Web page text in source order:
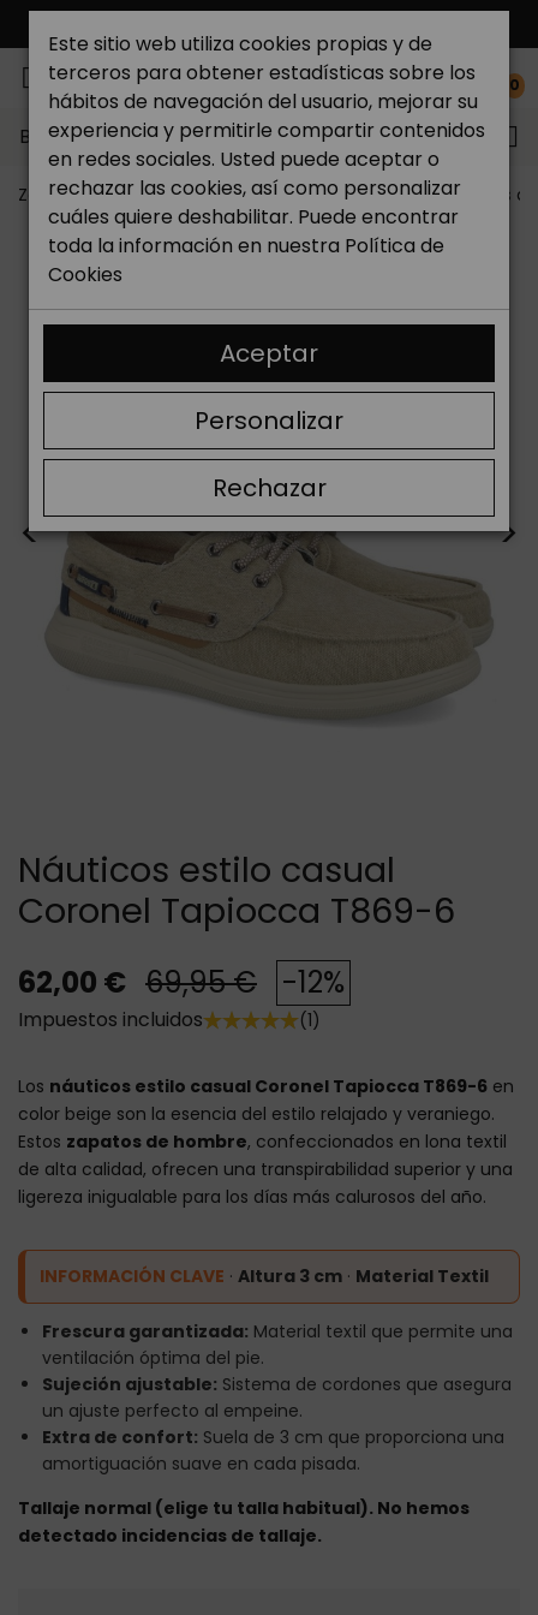
0
Buscar...
Zapateria Catchalot Zapatos de hombre Zapatillas
< >
Náuticos estilo casual
Coronel Tapiocca T869-6
62,00 € 69,95 € -12%
Impuestos incluidos (1)
Los náuticos estilo casual Coronel Tapiocca T869-6 en
color beige son la esencia del estilo relajado y veraniego.
Estos zapatos de hombre, confeccionados en lona textil
de alta calidad, ofrecen una transpirabilidad superior y una
ligereza inigualable para los días más calurosos del año.
INFORMACIÓN CLAVE · Altura 3 cm · Material Textil
Frescura garantizada: Material textil que permite una
ventilación óptima del pie.
Sujeción ajustable: Sistema de cordones que asegura
un ajuste perfecto al empeine.
Extra de confort: Suela de 3 cm que proporciona una
amortiguación suave en cada pisada.
Tallaje normal (elige tu talla habitual). No hemos
detectado incidencias de tallaje.
Este sitio web utiliza cookies propias y de
terceros para obtener estadísticas sobre los
hábitos de navegación del usuario, mejorar su
experiencia y permitirle compartir contenidos
en redes sociales. Usted puede aceptar o
rechazar las cookies, así como personalizar
cuáles quiere deshabilitar. Puede encontrar
toda la información en nuestra Política de
Cookies
Rechazar
Personalizar
Aceptar